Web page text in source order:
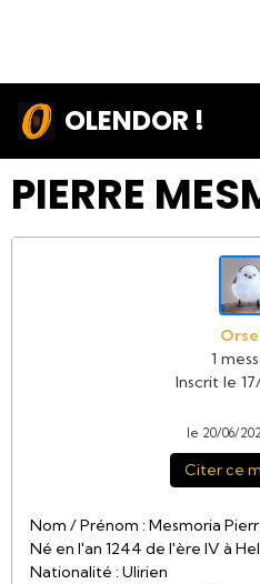
OLENDOR !
PIERRE
1
Inscrit le
le 20/06/
Citer ce
Nom / Prénom : Mesmoria
Né en l'an 1244 de l'ère IV à
Nationalité : Ulirien